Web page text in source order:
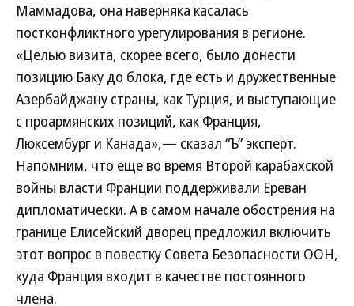
Маммадова, она наверняка касалась
постконфликтного урегулирования в регионе.
«Целью визита, скорее всего, было донести
позицию Баку до блока, где есть и дружественные
Азербайджану страны, как Турция, и выступающие
с проармянских позиций, как Франция,
Люксембург и Канада»,— сказал “Ъ” эксперт.
Напомним, что еще во время Второй карабахской
войны власти Франции поддерживали Ереван
дипломатически. А в самом начале обострения на
границе Елисейский дворец предложил включить
этот вопрос в повестку Совета Безопасности ООН,
куда Франция входит в качестве постоянного
члена.